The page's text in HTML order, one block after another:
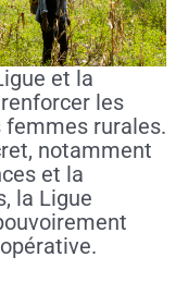
et la
les
femmes rurales.
notamment
et la
la Ligue